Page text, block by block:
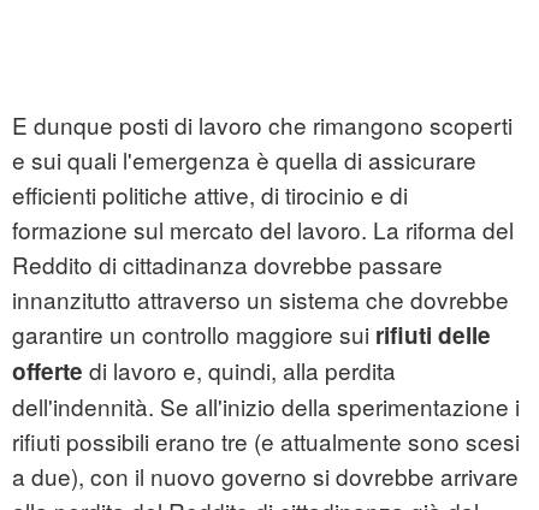
E dunque posti di lavoro che rimangono scoperti
e sui quali l'emergenza è quella di assicurare
efficienti politiche attive, di tirocinio e di
formazione sul mercato del lavoro. La riforma del
Reddito di cittadinanza dovrebbe passare
innanzitutto attraverso un sistema che dovrebbe
garantire un controllo maggiore sui rifiuti delle
offerte di lavoro e, quindi, alla perdita
dell'indennità. Se all'inizio della sperimentazione i
rifiuti possibili erano tre (e attualmente sono scesi
a due), con il nuovo governo si dovrebbe arrivare